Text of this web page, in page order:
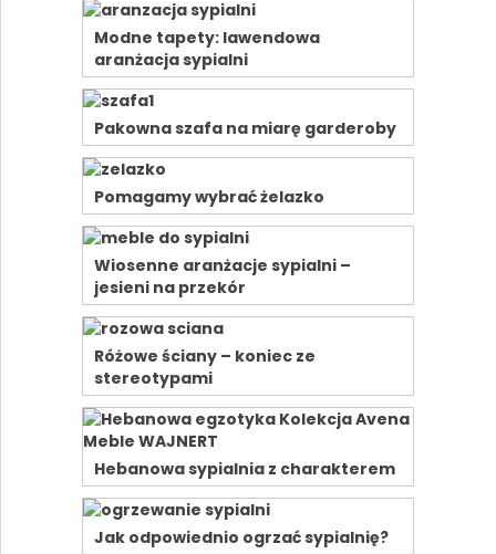
Modne tapety: lawendowa
aranżacja sypialni
Pakowna szafa na miarę garderoby
Pomagamy wybrać żelazko
Wiosenne aranżacje sypialni –
jesieni na przekór
Różowe ściany – koniec ze
stereotypami
Hebanowa sypialnia z charakterem
Jak odpowiednio ogrzać sypialnię?